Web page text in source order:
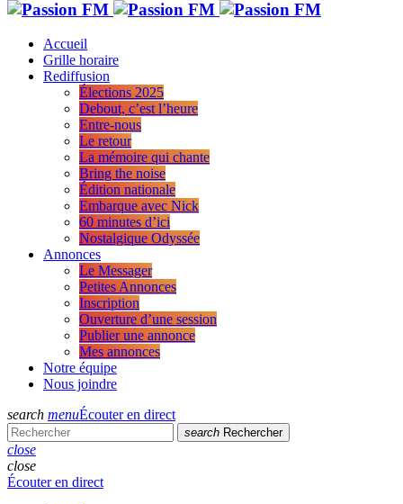
Accueil
Grille horaire
Rediffusion
Élections 2025
Debout, c’est l’heure
Entre-nous
Le retour
La mémoire qui chante
Bring the noise
Édition nationale
Embarque avec Nick
60 minutes d’ici
Nostalgique Odyssée
Annonces
Le Messager
Petites Annonces
Inscription
Ouverture d’une session
Publier une annonce
Mes annonces
Notre équipe
Nous joindre
search menuÉcouter en direct
search Rechercher
close
close
Écouter en direct